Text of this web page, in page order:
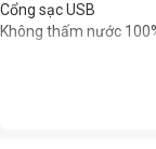
Cổng sạc USB
Không thấm nước